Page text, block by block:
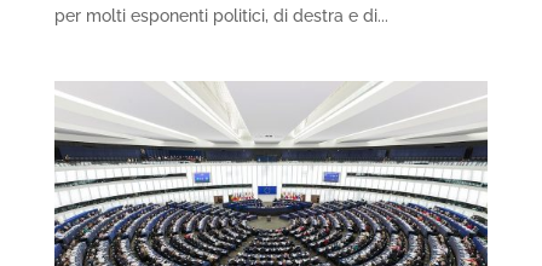
per molti esponenti politici, di destra e di...